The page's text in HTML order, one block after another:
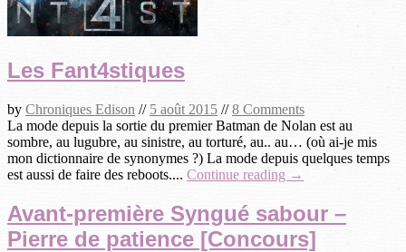
Les Fant4stiques
by Chroniques Edison // 5 août 2015 //8 Comments
La mode depuis la sortie du premier Batman de Nolan est au
sombre, au lugubre, au sinistre, au torturé, au.. au… (où ai-je mis
mon dictionnaire de synonymes ?) La mode depuis quelques temps
est aussi de faire des reboots.... Continue reading →
Avant-première Syngué sabour –
Pierre de patience [Concours]